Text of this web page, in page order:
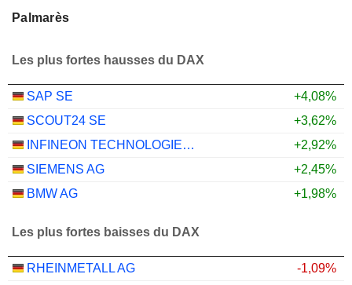
Palmarès
Les plus fortes hausses du DAX
SAP SE
+4,08%
SCOUT24 SE
+3,62%
INFINEON TECHNOLOGIES AG
+2,92%
SIEMENS AG
+2,45%
BMW AG
+1,98%
Les plus fortes baisses du DAX
RHEINMETALL AG
-1,09%